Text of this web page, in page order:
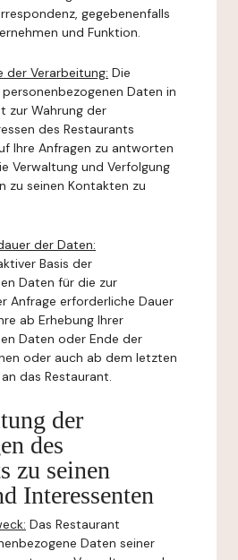
gegebenenfalls
und Funktion.
der Verarbeitung: Die
Daten in
zur Wahrung der
des Restaurants
Ihre Anfragen zu antworten
Verwaltung und Verfolgung
zu seinen Kontakten zu
der Daten:
Basis der
Daten für die zur
Anfrage erforderliche Dauer
ab Erhebung Ihrer
Daten oder Ende der
oder auch ab dem letzten
das Restaurant.
der
des
zu seinen
Interessenten
Das Restaurant
Daten seiner